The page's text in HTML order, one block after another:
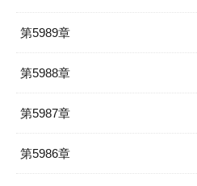
第5989章
第5988章
第5987章
第5986章